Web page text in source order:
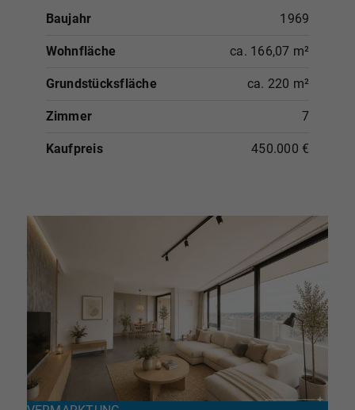
Baujahr 1969
Wohnfläche ca. 166,07 m²
Grundstücksfläche ca. 220 m²
Zimmer 7
Kaufpreis 450.000 €